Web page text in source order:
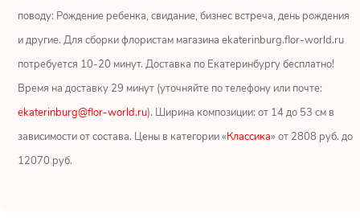
Альстромерии
Ирисы
Показать еще
поводу: Рождение ребенка, свидание, бизнес встреча, день рождения
и другие. Для сборки флористам магазина ekaterinburg.flor-world.ru
потребуется 10-20 минут. Доставка по Екатеринбургу бесплатно!
Время на доставку 29 минут (уточняйте по телефону или почте:
ekaterinburg@flor-world.ru). Ширина композиции: от 14 до 53 см в
зависимости от состава. Цены в категории «Классика» от 2808 руб. до
12070 руб.